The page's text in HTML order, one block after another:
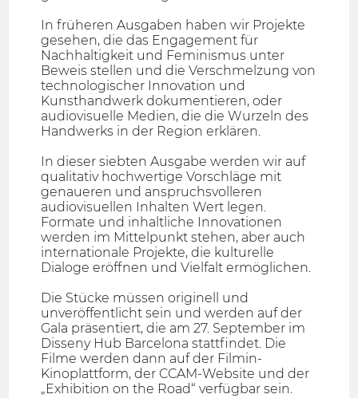
In früheren Ausgaben haben wir Projekte
gesehen, die das Engagement für
Nachhaltigkeit und Feminismus unter
Beweis stellen und die Verschmelzung von
technologischer Innovation und
Kunsthandwerk dokumentieren, oder
audiovisuelle Medien, die die Wurzeln des
Handwerks in der Region erklären.
In dieser siebten Ausgabe werden wir auf
qualitativ hochwertige Vorschläge mit
genaueren und anspruchsvolleren
audiovisuellen Inhalten Wert legen.
Formate und inhaltliche Innovationen
werden im Mittelpunkt stehen, aber auch
internationale Projekte, die kulturelle
Dialoge eröffnen und Vielfalt ermöglichen.
Die Stücke müssen originell und
unveröffentlicht sein und werden auf der
Gala präsentiert, die am 27. September im
Disseny Hub Barcelona stattfindet. Die
Filme werden dann auf der Filmin-
Kinoplattform, der CCAM-Website und der
„Exhibition on the Road“ verfügbar sein.